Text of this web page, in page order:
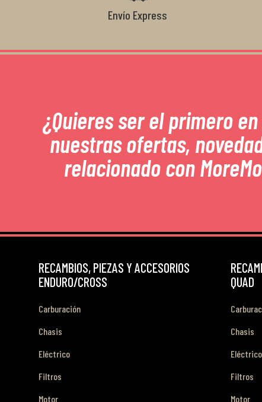
Envío Express
¿Quieres ser el primero
nuestras ofertas,
relacionado con
RECAMBIOS, PIEZAS Y ACCESORIOS
ENDURO/CROSS
Carburación
Chasis
Eléctrico
Filtros
Motor
QUAD
Chasis
Eléctrico
Filtros
Motor